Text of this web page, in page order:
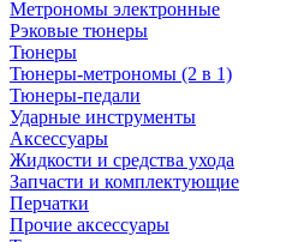
Метрономы электронные
Рэковые тюнеры
Тюнеры
Тюнеры-метрономы (2 в 1)
Тюнеры-педали
Ударные инструменты
Аксессуары
Жидкости и средства ухода
Запчасти и комплектующие
Перчатки
Прочие аксессуары